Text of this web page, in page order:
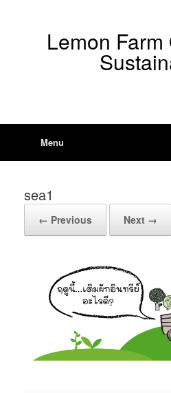
Lemon
Menu
sea1
← Previous Next →